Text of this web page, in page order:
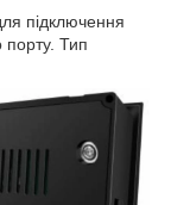
підключення
порту. Тип